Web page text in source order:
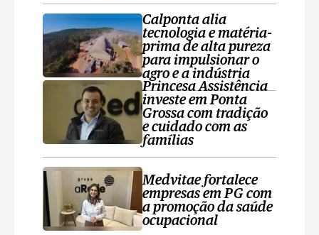
Calponta alia
tecnologia e matéria-
prima de alta pureza
para impulsionar o
agro e a indústria
Princesa Assistência
investe em Ponta
Grossa com tradição
e cuidado com as
famílias
Medvitae fortalece
empresas em PG com
a promoção da saúde
ocupacional